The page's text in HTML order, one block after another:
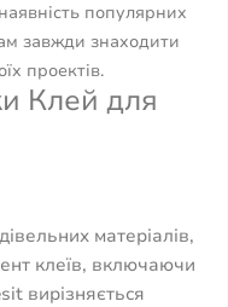
популярних
завжди знаходити
проектів.
Клей для
матеріалів,
клеїв, включаючи
вирізняється